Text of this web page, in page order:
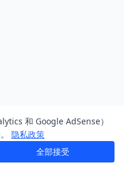
和 Google AdSense）
隐私政策
全部接受